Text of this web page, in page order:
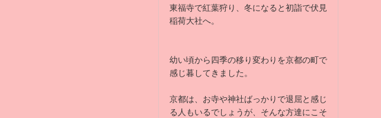
東福寺で紅葉狩り、冬になると初詣で伏見
稲荷大社へ。
幼い頃から四季の移り変わりを京都の町で
感じ暮してきました。
京都は、お寺や神社ばっかりで退屈と感じ
る人もいるでしょうが、そんな方達にこそ